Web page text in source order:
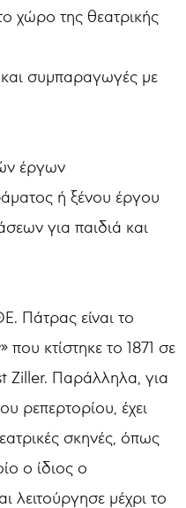
χώρο της θεατρικής
και συμπαραγωγές με
έργων
ή ξένου έργου
για παιδιά και
Πάτρας είναι το
κτίστηκε το 1871 σε
Ziller. Παράλληλα, για
ρεπερτορίου, έχει
σκηνές, όπως
ο ίδιος ο
λειτούργησε μέχρι το